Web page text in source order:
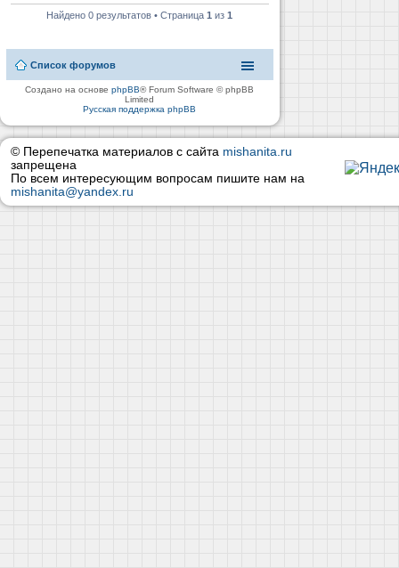
Найдено 0 результатов • Страница1 из1
Список форумов
Создано на основеphpBB® Forum Software © phpBB
Limited
Русская поддержка phpBB
© Перепечатка материалов с сайта mishanita.ru
запрещена
По всем интересующим вопросам пишите нам на
mishanita@yandex.ru